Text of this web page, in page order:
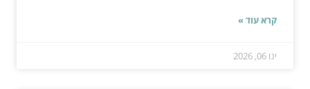
קרא עוד »
ינו 06, 2026